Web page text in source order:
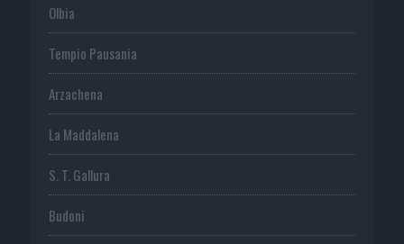
Olbia
Tempio Pausania
Arzachena
La Maddalena
S. T. Gallura
Budoni